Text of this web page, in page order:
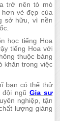
trở nên tò mò
vẻ đẹp của
sở hữu, vì nền
học tiếng Hoa
tiếng Hoa với
thuộc bảng
khăn trong việc
bạn có thể thử
ngũ Gia sư
nghiệp, tận
lượng giảng